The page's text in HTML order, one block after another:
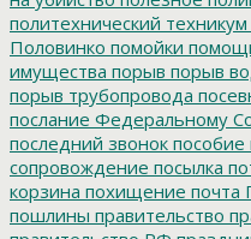
политехнический техникум
Половинко помойки
имущества порыв порыв
порыв трубопровода
послание Федеральному
последний звонок пособие
сопровождение посылка
корзина похищение почта
пошлины правительство